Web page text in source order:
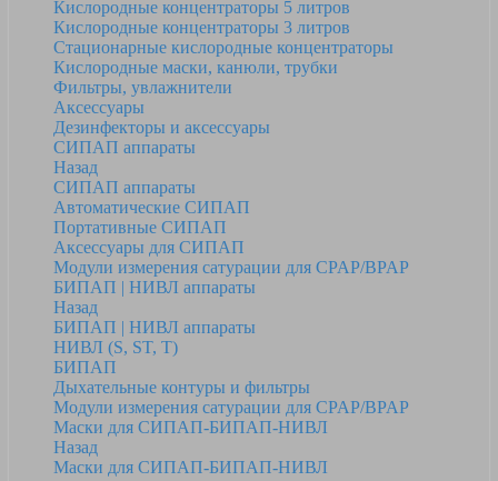
Кислородные концентраторы 5 литров
Кислородные концентраторы 3 литров
Стационарные кислородные концентраторы
Кислородные маски, канюли, трубки
Фильтры, увлажнители
Аксессуары
Дезинфекторы и аксессуары
СИПАП аппараты
Назад
СИПАП аппараты
Автоматические СИПАП
Портативные СИПАП
Аксессуары для СИПАП
Модули измерения сатурации для CPAP/BPAP
БИПАП | НИВЛ аппараты
Назад
БИПАП | НИВЛ аппараты
НИВЛ (S, ST, T)
БИПАП
Дыхательные контуры и фильтры
Модули измерения сатурации для CPAP/BPAP
Маски для СИПАП-БИПАП-НИВЛ
Назад
Маски для СИПАП-БИПАП-НИВЛ